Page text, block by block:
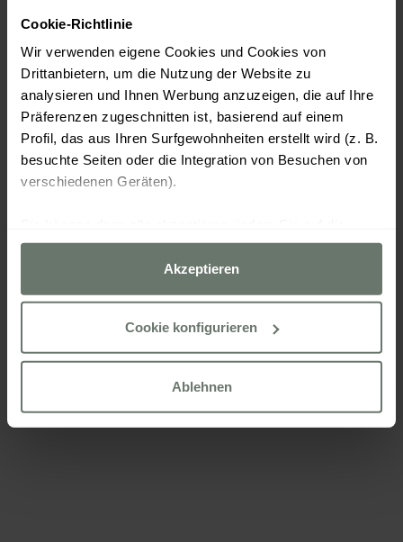
Cookie-Richtlinie
Wir verwenden eigene Cookies und Cookies von
Drittanbietern, um die Nutzung der Website zu
analysieren und Ihnen Werbung anzuzeigen, die auf Ihre
Präferenzen zugeschnitten ist, basierend auf einem
Profil, das aus Ihren Surfgewohnheiten erstellt wird (z. B.
besuchte Seiten oder die Integration von Besuchen von
verschiedenen Geräten).
Option „Akzeptieren“ klicken, alle außer den unbedingt
erforderlichen ablehnen, indem Sie auf „Ablehnen“
klicken, oder sie über die Schaltfläche „Cookies
Weitere Informationen finden Sie in unserer
Akzeptieren
Cookie konfigurieren
Ablehnen